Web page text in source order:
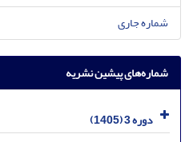
شماره جاری
شماره‌های پیشین نشریه
دوره 3 (1405)